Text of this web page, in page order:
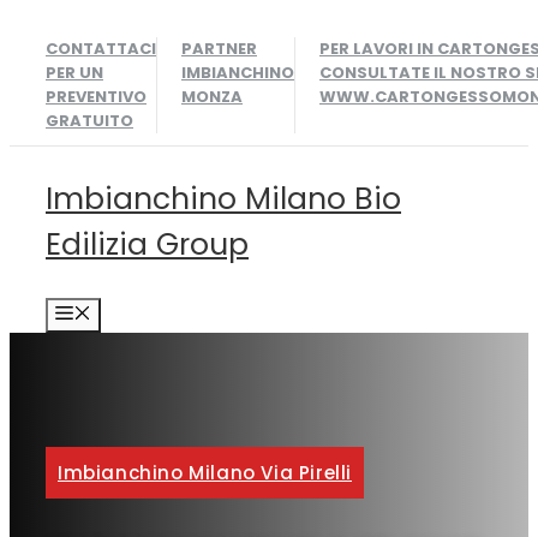
contenuto
CONTATTACI
PER UN
PREVENTIVO
GRATUITO
PARTNER
IMBIANCHINO
MONZA
PER LAVORI IN
CONSULTATE IL NOSTRO
Imbianchino Milano Bio
Edilizia Group
Imbianchino Milano Via Pirelli